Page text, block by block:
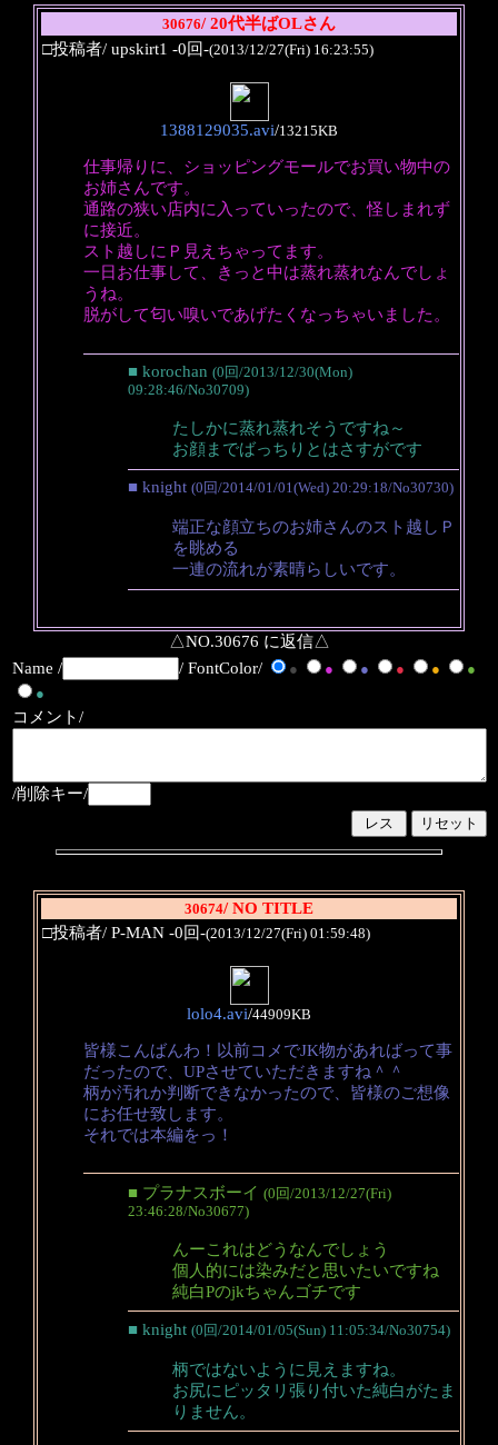
30676/ 20代半ばOLさん
□投稿者/ upskirt1 -0回-(2013/12/27(Fri) 16:23:55)
1388129035.avi/13215KB
仕事帰りに、ショッピングモールでお買い物中の
お姉さんです。
通路の狭い店内に入っていったので、怪しまれず
に接近。
スト越しにＰ見えちゃってます。
一日お仕事して、きっと中は蒸れ蒸れなんでしょ
うね。
脱がして匂い嗅いであげたくなっちゃいました。
■ korochan (0回/2013/12/30(Mon)
09:28:46/No30709)
たしかに蒸れ蒸れそうですね～
お顔までばっちりとはさすがです
■ knight (0回/2014/01/01(Wed) 20:29:18/No30730)
端正な顔立ちのお姉さんのスト越しＰ
を眺める
一連の流れが素晴らしいです。
△NO.30676 に返信△
Name /
/ FontColor/ ● ● ● ● ●
●
●
コメント/
/削除キー/
30674/ NO TITLE
□投稿者/ P-MAN -0回-(2013/12/27(Fri) 01:59:48)
lolo4.avi/44909KB
皆様こんばんわ！以前コメでJK物があればって事
だったので、UPさせていただきますね＾＾
柄か汚れか判断できなかったので、皆様のご想像
にお任せ致します。
それでは本編をっ！
■ プラナスボーイ (0回/2013/12/27(Fri)
23:46:28/No30677)
んーこれはどうなんでしょう
個人的には染みだと思いたいですね
純白Pのjkちゃんゴチです
■ knight (0回/2014/01/05(Sun) 11:05:34/No30754)
柄ではないように見えますね。
お尻にピッタリ張り付いた純白がたま
りません。